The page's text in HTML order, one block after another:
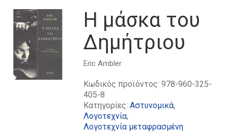
Η μάσκα του
Δημήτριου
Eric Ambler
Κωδικός προϊόντος:978-960-325-
405-8
Κατηγορίες:Αστυνομικά,
Λογοτεχνία,
Λογοτεχνία μεταφρασμένη